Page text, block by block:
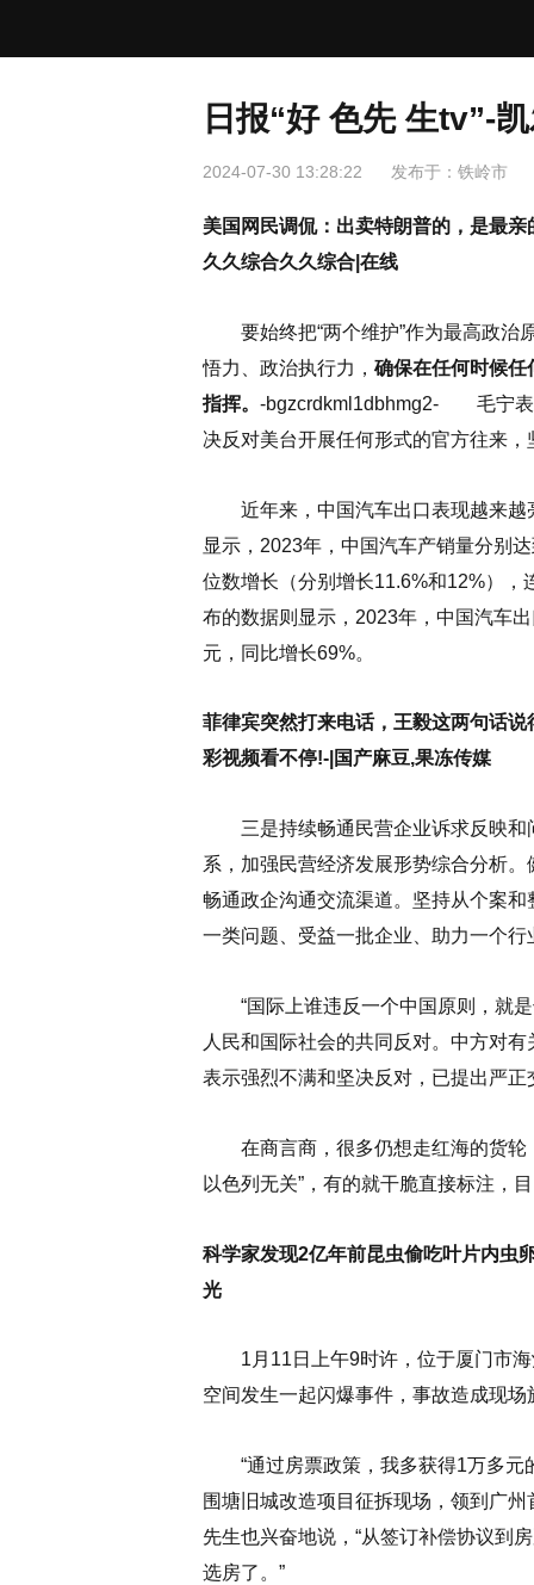
日报“好 色先 生tv”-
2024-07-30 13:28:22 发布于： 铁岭市
美国网民调侃：出卖特朗普的，是最
久久综合久久综合|在线
要始终把“两个维护”作为最高政
悟力、政治执行力， 确保在任何时候任
指挥。 -bgzcrdkml1dbhmg2- 毛宁表
决反对美台开展任何形式的官方往来
近年来，中国汽车出口表现越来越
显示，2023年，中国汽车产销量分别
位数增长（分别增长11.6%和12%）
布的数据则显示，2023年，中国汽车
元，同比增长69%。
菲律宾突然打来电话，王毅这两句话
彩视频看不停!-|国产麻豆,果冻传媒
三是持续畅通民营企业诉求反映和
系，加强民营经济发展形势综合分析
畅通政企沟通交流渠道。坚持从个案
一类问题、受益一批企业、助力一个
“国际上谁违反一个中国原则，就是
人民和国际社会的共同反对。中方对
表示强烈不满和坚决反对，已提出严正
在商言商，很多仍想走红海的货轮
以色列无关”，有的就干脆直接标注，
科学家发现2亿年前昆虫偷吃叶片内虫
光
1月11日上午9时许，位于厦门市海
空间发生一起闪爆事件，事故造成现
“通过房票政策，我多获得1万多元
围塘旧城改造项目征拆现场，领到广
先生也兴奋地说，“从签订补偿协议到
选房了。”